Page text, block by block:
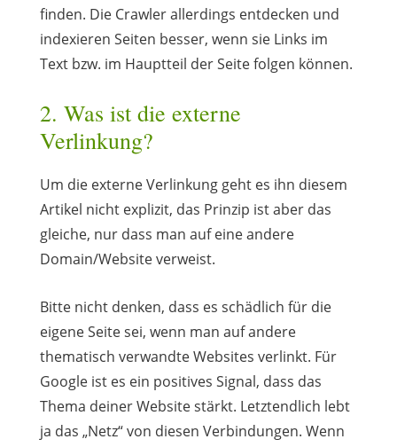
finden. Die Crawler allerdings entdecken und
indexieren Seiten besser, wenn sie Links im
Text bzw. im Hauptteil der Seite folgen können.
2. Was ist die externe
Verlinkung?
Um die externe Verlinkung geht es ihn diesem
Artikel nicht explizit, das Prinzip ist aber das
gleiche, nur dass man auf eine andere
Domain/Website verweist.
Bitte nicht denken, dass es schädlich für die
eigene Seite sei, wenn man auf andere
thematisch verwandte Websites verlinkt. Für
Google ist es ein positives Signal, dass das
Thema deiner Website stärkt. Letztendlich lebt
ja das „Netz“ von diesen Verbindungen. Wenn